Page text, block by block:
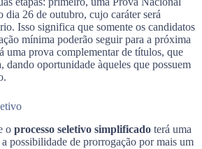
dia 26 de outubro, cujo caráter será
Isso significa que somente os candidatos
mínima poderão seguir para a próxima
uma prova complementar de títulos, que
dando oportunidade àqueles que possuem
o processo seletivo simplificado terá uma
possibilidade de prorrogação por mais um